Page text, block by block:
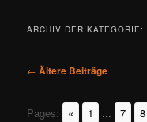
ARCHIV DER KATEGORIE:
Beitragsnavigation
← Ältere Beiträge
Pages: « 1 ... 7 8